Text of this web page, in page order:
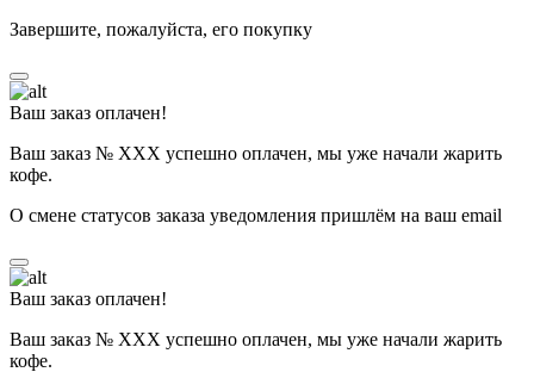
Завершите, пожалуйста, его покупку
Ваш заказ оплачен!
Ваш заказ № ХХХ успешно оплачен, мы уже начали жарить
кофе.
О смене статусов заказа уведомления пришлём на ваш email
Ваш заказ оплачен!
Ваш заказ № ХХХ успешно оплачен, мы уже начали жарить
кофе.